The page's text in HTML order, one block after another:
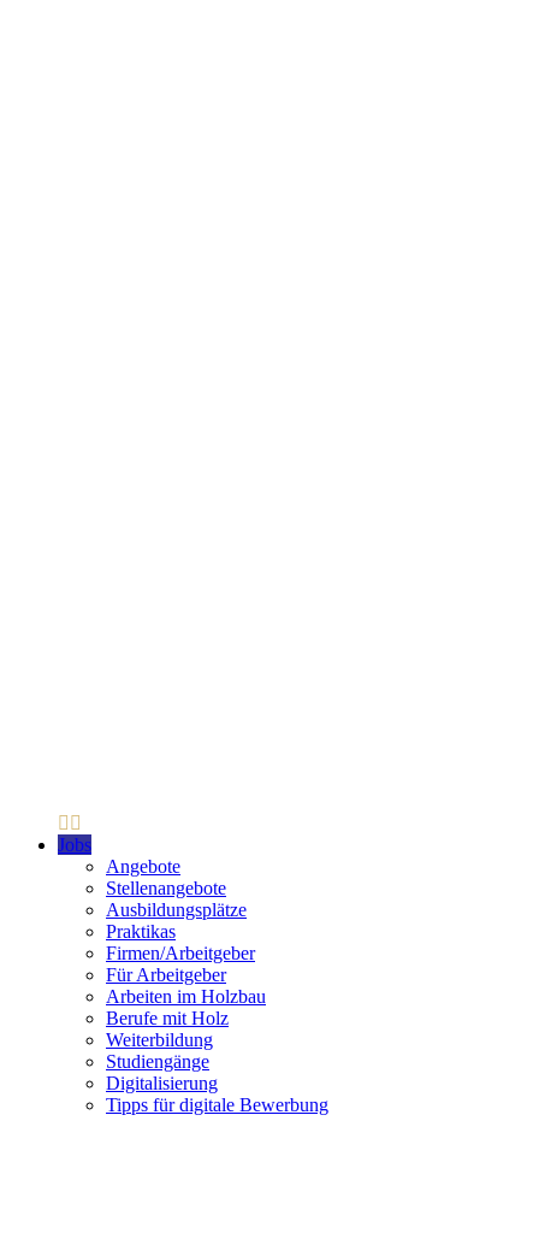
Jobs
Angebote
Stellenangebote
Ausbildungsplätze
Praktikas
Firmen/Arbeitgeber
Für Arbeitgeber
Arbeiten im Holzbau
Berufe mit Holz
Weiterbildung
Studiengänge
Digitalisierung
Tipps für digitale Bewerbung